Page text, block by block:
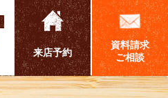
来店予約
資料請求
ご相談